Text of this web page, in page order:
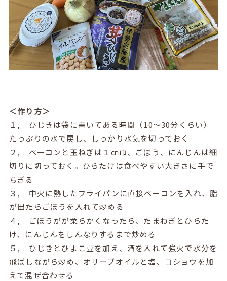
＜作り方＞
１, ひじきは袋に書いてある時間（10～30分くらい）
たっぷりの水で戻し、しっかり水気を切っておく
２, ベーコンと玉ねぎは１㎝巾、ごぼう、にんじんは細
切りに切っておく。ひらたけは食べやすい大きさに手で
ちぎる
３, 中火に熱したフライパンに直接ベーコンを入れ、脂
が出たらごぼうを入れて炒める
４, ごぼうがが柔らかくなったら、たまねぎとひらた
け、にんじんをしんなりするまで炒める
５, ひじきとひよこ豆を加え、酒を入れて強火で水分を
飛ばしながら炒め、オリーブオイルと塩、コショウを加
えて混ぜ合わせる